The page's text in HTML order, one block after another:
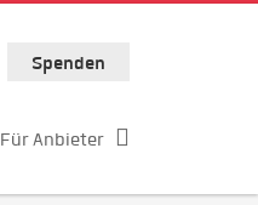
Spenden
Für Anbieter